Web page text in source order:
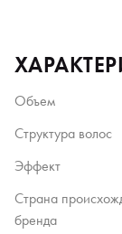
Объем
Структура волос
Эффект
Страна
бренда